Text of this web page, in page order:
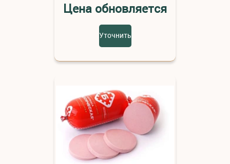
Цена обновляется
Уточнить